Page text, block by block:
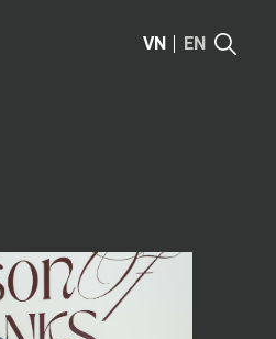
VN EN